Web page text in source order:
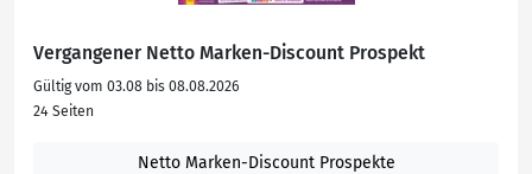
Vergangener Netto Marken-Discount Prospekt
Gültig vom 03.08 bis 08.08.2026
24 Seiten
Netto Marken-Discount Prospekte